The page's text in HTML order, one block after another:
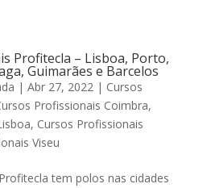
Profitecla – Lisboa, Porto,
Guimarães e Barcelos
| Abr 27, 2022| Cursos
Profissionais Coimbra,
, Cursos Profissionais
Viseu
tem polos nas cidades